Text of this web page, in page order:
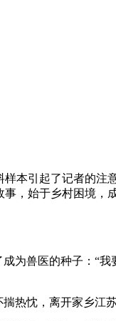
本引起了记者的注
，始于乡村困境，
为兽医的种子：“我
热忱，离开家乡江